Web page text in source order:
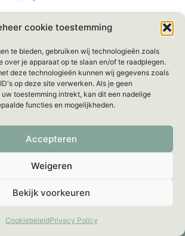
cookie toestemming
te bieden, gebruiken wij technologieën zoals
over je apparaat op te slaan en/of te raadplegen.
deze technologieën kunnen wij gegevens zoals
op deze site verwerken. Als je geen
toestemming intrekt, kan dit een nadelige
functies en mogelijkheden.
Accepteren
Weigeren
Bekijk voorkeuren
CookiebeleidPrivacy Policy
even offline, maar we blijven bereikbaar
je bericht binnen48 uur.